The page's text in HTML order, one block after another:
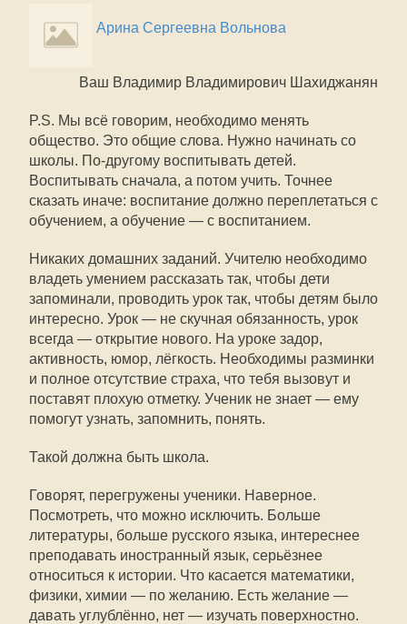
Арина Сергеевна Вольнова
Ваш Владимир Владимирович Шахиджанян
P.S. Мы всё говорим, необходимо менять
общество. Это общие слова. Нужно начинать со
школы. По-другому воспитывать детей.
Воспитывать сначала, а потом учить. Точнее
сказать иначе: воспитание должно переплетаться с
обучением, а обучение — с воспитанием.
Никаких домашних заданий. Учителю необходимо
владеть умением рассказать так, чтобы дети
запоминали, проводить урок так, чтобы детям было
интересно. Урок — не скучная обязанность, урок
всегда — открытие нового. На уроке задор,
активность, юмор, лёгкость. Необходимы разминки
и полное отсутствие страха, что тебя вызовут и
поставят плохую отметку. Ученик не знает — ему
помогут узнать, запомнить, понять.
Такой должна быть школа.
Говорят, перегружены ученики. Наверное.
Посмотреть, что можно исключить. Больше
литературы, больше русского языка, интереснее
преподавать иностранный язык, серьёзнее
относиться к истории. Что касается математики,
физики, химии — по желанию. Есть желание —
давать углублённо, нет — изучать поверхностно.